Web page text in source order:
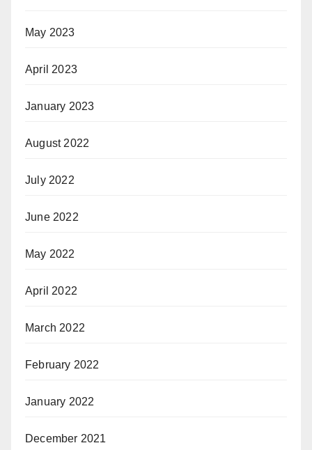
May 2023
April 2023
January 2023
August 2022
July 2022
June 2022
May 2022
April 2022
March 2022
February 2022
January 2022
December 2021